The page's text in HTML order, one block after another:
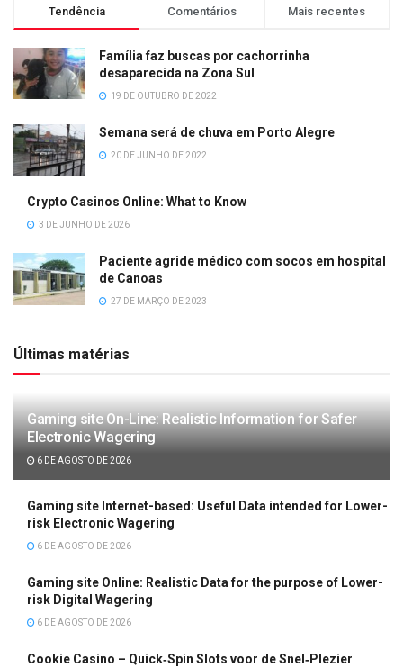
Tendência Comentários Mais recentes
Família faz buscas por cachorrinha
desaparecida na Zona Sul
19 DE OUTUBRO DE 2022
Semana será de chuva em Porto Alegre
20 DE JUNHO DE 2022
Crypto Casinos Online: What to Know
3 DE JUNHO DE 2026
Paciente agride médico com socos em hospital
de Canoas
27 DE MARÇO DE 2023
Últimas matérias
Gaming site On-Line: Realistic Information for Safer
Electronic Wagering
6 DE AGOSTO DE 2026
Gaming site Internet-based: Useful Data intended for Lower-
risk Electronic Wagering
6 DE AGOSTO DE 2026
Gaming site Online: Realistic Data for the purpose of Lower-
risk Digital Wagering
6 DE AGOSTO DE 2026
Cookie Casino – Quick‑Spin Slots voor de Snel‑Plezier